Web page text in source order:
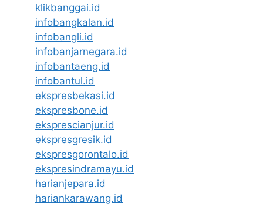
klikbanggai.id
infobangkalan.id
infobangli.id
infobanjarnegara.id
infobantaeng.id
infobantul.id
ekspresbekasi.id
ekspresbone.id
eksprescianjur.id
ekspresgresik.id
ekspresgorontalo.id
ekspresindramayu.id
harianjepara.id
hariankarawang.id